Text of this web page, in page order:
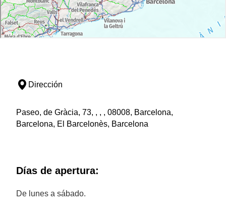
Dirección
Paseo, de Gràcia, 73, , , , 08008, Barcelona,
Barcelona, El Barcelonès, Barcelona
Días de apertura:
De lunes a sábado.